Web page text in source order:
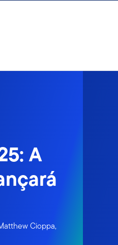
A
Cioppa,